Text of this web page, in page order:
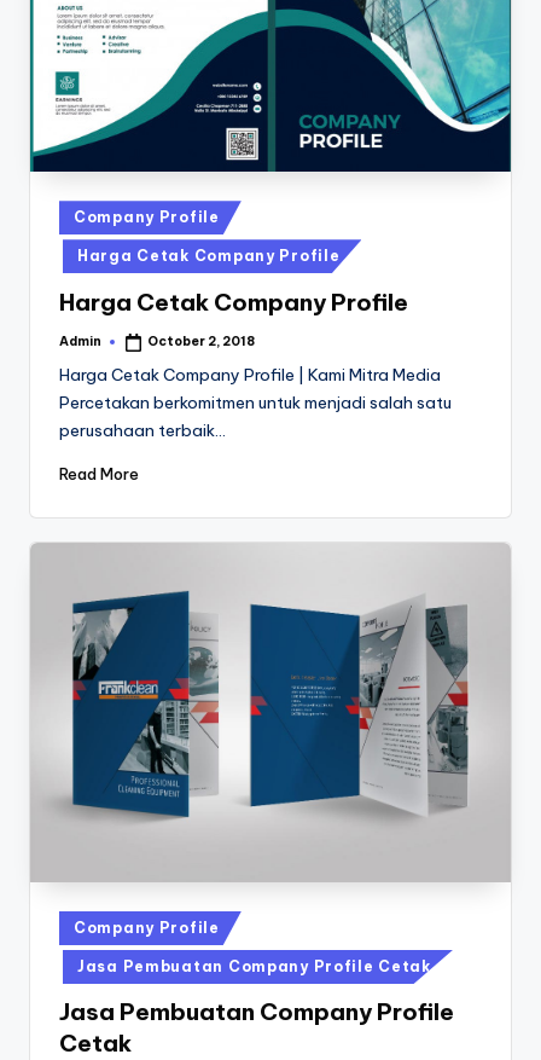
ri
6
7
Jam
Posted
in
Company Profile
Harga Cetak Company Profile
Harga Cetak Company Profile
Posted
Admin October 2, 2018
Harga Cetak Company Profile | Kami Mitra Media
Percetakan berkomitmen untuk menjadi salah satu
perusahaan terbaik…
Read More
Posted
in
Company Profile
Jasa Pembuatan Company Profile Cetak
Jasa Pembuatan Company Profile
Cetak